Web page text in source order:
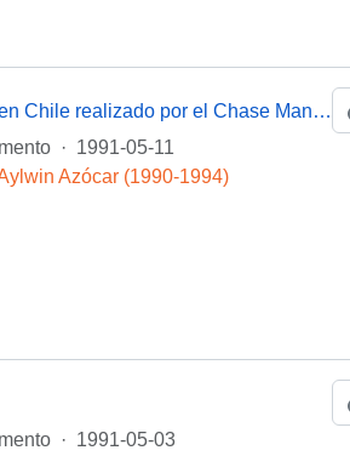
[Lavado de dinero ( drogas ) en Chile realizado por el Chase Manhattan Bank N. A. - Carta 3]
· 1991-05-11
Azócar (1990-1994)
· 1991-05-03